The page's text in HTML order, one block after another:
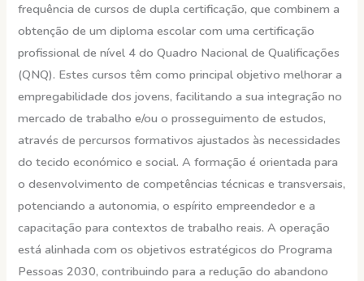
frequência de cursos de dupla certificação, que combinem a
obtenção de um diploma escolar com uma certificação
profissional de nível 4 do Quadro Nacional de Qualificações
(QNQ). Estes cursos têm como principal objetivo melhorar a
empregabilidade dos jovens, facilitando a sua integração no
mercado de trabalho e/ou o prosseguimento de estudos,
através de percursos formativos ajustados às necessidades
do tecido económico e social. A formação é orientada para
o desenvolvimento de competências técnicas e transversais,
potenciando a autonomia, o espírito empreendedor e a
capacitação para contextos de trabalho reais. A operação
está alinhada com os objetivos estratégicos do Programa
Pessoas 2030, contribuindo para a redução do abandono